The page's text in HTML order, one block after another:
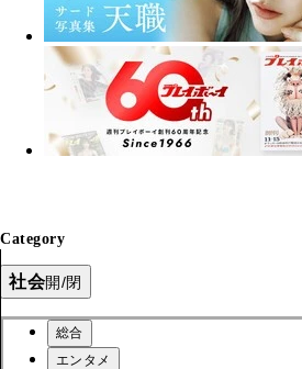
Category
社会開/閉
総合
エンタメ